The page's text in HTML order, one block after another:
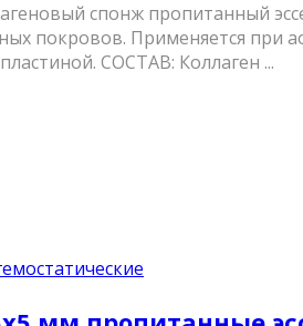
спонж пропитанный
покровов. Применяется при
СОСТАВ: Коллаген ...